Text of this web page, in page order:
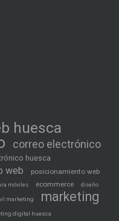
huesca
correo electrónico
huesca
web
posicionamiento web
móviles ecommerce diseño
marketing
marketing
digital huesca